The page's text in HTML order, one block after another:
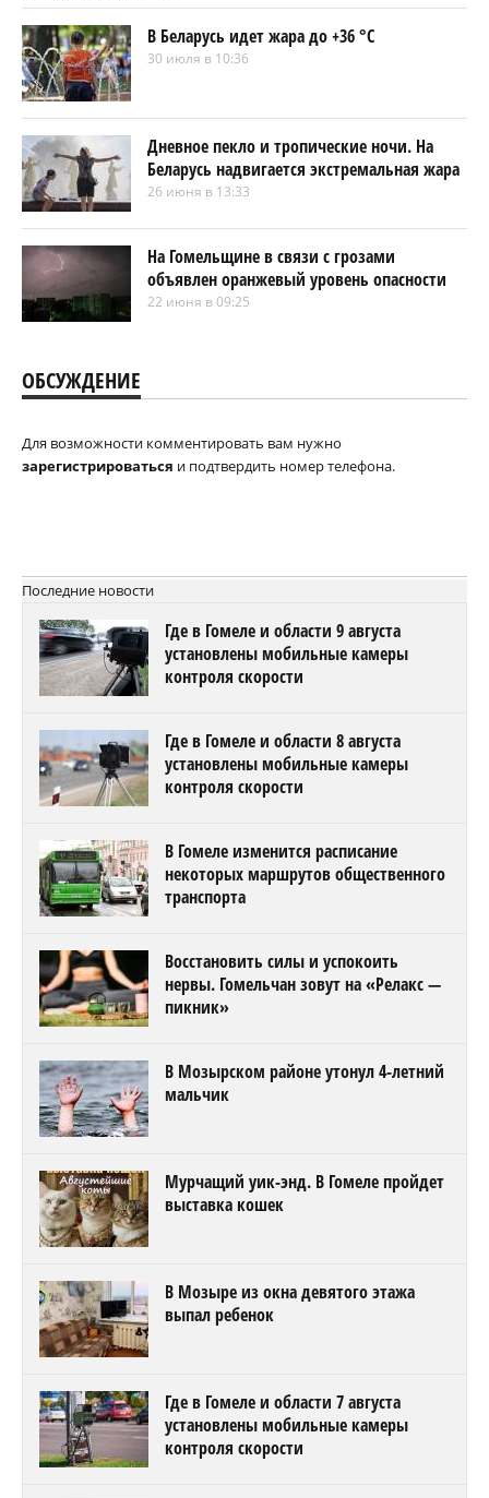
В Беларусь идет жара до +36 °C
30 июля в 10:36
Дневное пекло и тропические ночи. На
Беларусь надвигается экстремальная жара
26 июня в 13:33
На Гомельщине в связи с грозами
объявлен оранжевый уровень опасности
22 июня в 09:25
ОБСУЖДЕНИЕ
Для возможности комментировать вам нужно
зарегистрироваться и подтвердить номер телефона.
Последние новости
Где в Гомеле и области 9 августа
установлены мобильные камеры
контроля скорости
Где в Гомеле и области 8 августа
установлены мобильные камеры
контроля скорости
В Гомеле изменится расписание
некоторых маршрутов общественного
транспорта
Восстановить силы и успокоить
нервы. Гомельчан зовут на «Релакс —
пикник»
В Мозырском районе утонул 4-летний
мальчик
Мурчащий уик-энд. В Гомеле пройдет
выставка кошек
В Мозыре из окна девятого этажа
выпал ребенок
Где в Гомеле и области 7 августа
установлены мобильные камеры
контроля скорости